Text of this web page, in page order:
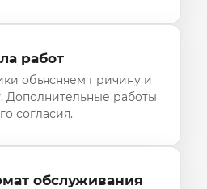
работ
объясняем причину и
Дополнительные работы
согласия.
обслуживания